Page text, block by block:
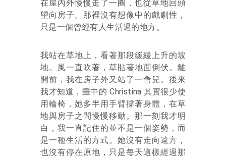
在屋內外慢慢走了一圈，也從草地回頭
望向房子。那裡沒有想像中的戲劇性，
只是一個曾經有人生活過的地方。
我站在草地上，看著那段緩緩上升的坡
地。風一直吹著，草貼著地面倒伏。離
開前，我在房子外又站了一會兒。後來
我才知道，畫中的 Christina 其實很少使
用輪椅，她多半用手臂撐著身體，在草
地與房子之間慢慢移動。那一刻我才明
白，我一直記住的並不是一個姿勢，而
是一種生活的方式。她沒有走向遠方，
也沒有停在原地，只是每天這樣經過那